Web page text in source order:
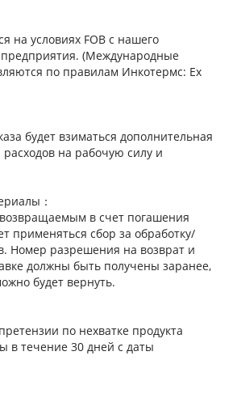
на условиях FOB с нашего
предприятия. (Международные
по правилам Инкотермс: Ex
будет взиматься дополнительная
на рабочую силу и
：
в счет погашения
применяться сбор за обработку/
Номер разрешения на возврат и
должны быть получены заранее,
будет вернуть.
по нехватке продукта
в течение 30 дней с даты